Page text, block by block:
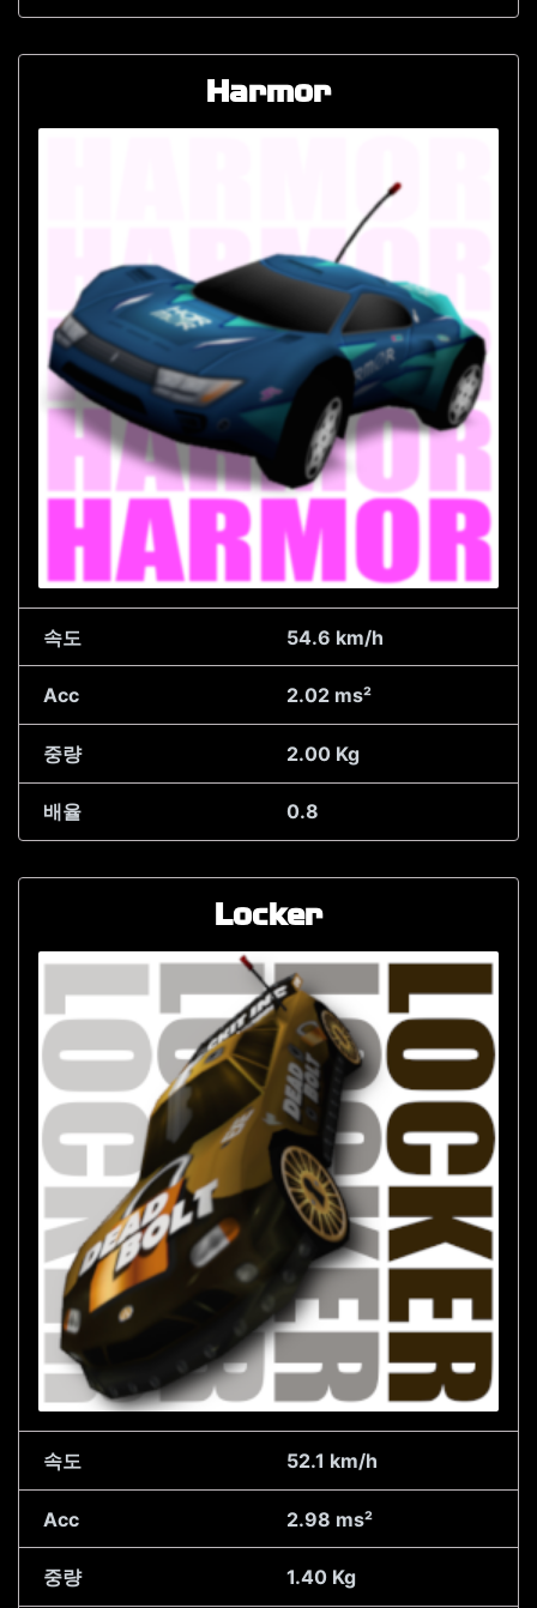
Harmor
속도 54.6 km/h
Acc 2.02 ms²
중량 2.00 Kg
배율 0.8
Locker
속도 52.1 km/h
Acc 2.98 ms²
중량 1.40 Kg